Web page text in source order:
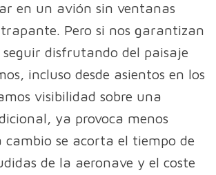
en un avión sin ventanas
Pero si nos garantizan
seguir disfrutando del paisaje
incluso desde asientos en los
visibilidad sobre una
ya provoca menos
cambio se acorta el tiempo de
de la aeronave y el coste